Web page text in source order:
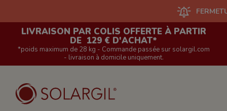
LIVRAISON PAR COLIS OFFERTE À PARTIR
DE 129 € D'ACHAT*
*poids maximum de 28 kg - Commande passée sur solargil.com
- livraison à domicile uniquement.